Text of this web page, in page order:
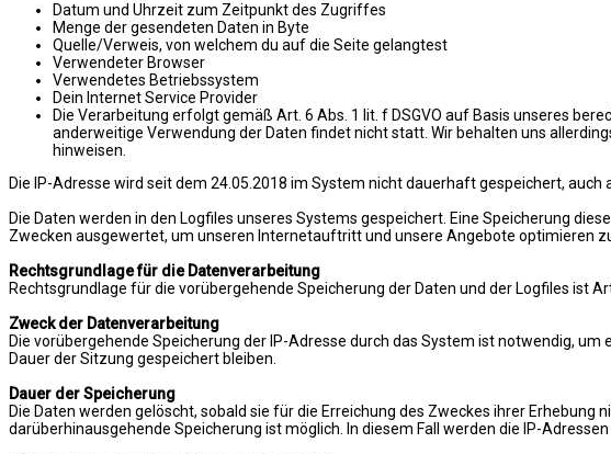
Datum und Uhrzeit zum Zeitpunkt des Zugriffes
Menge der gesendeten Daten in Byte
Quelle/Verweis, von welchem du auf die Seite gelangtest
Verwendeter Browser
Verwendetes Betriebssystem
Dein Internet Service Provider
Die Verarbeitung erfolgt gemäß Art. 6 Abs. 1 lit. f DSGVO auf Basis unseres
anderweitige Verwendung der Daten findet nicht statt. Wir behalten uns
hinweisen.
Die IP-Adresse wird seit dem 24.05.2018 im System nicht dauerhaft gespeichert, auch
Die Daten werden in den Logfiles unseres Systems gespeichert. Eine Speicherung
Zwecken ausgewertet, um unseren Internetauftritt und unsere Angebote optimieren
Rechtsgrundlage für die Datenverarbeitung
Rechtsgrundlage für die vorübergehende Speicherung der Daten und der Logfiles ist
Zweck der Datenverarbeitung
Die vorübergehende Speicherung der IP-Adresse durch das System ist notwendig,
Dauer der Sitzung gespeichert bleiben.
Dauer der Speicherung
Die Daten werden gelöscht, sobald sie für die Erreichung des Zweckes ihrer
darüberhinausgehende Speicherung ist möglich. In diesem Fall werden die IP-